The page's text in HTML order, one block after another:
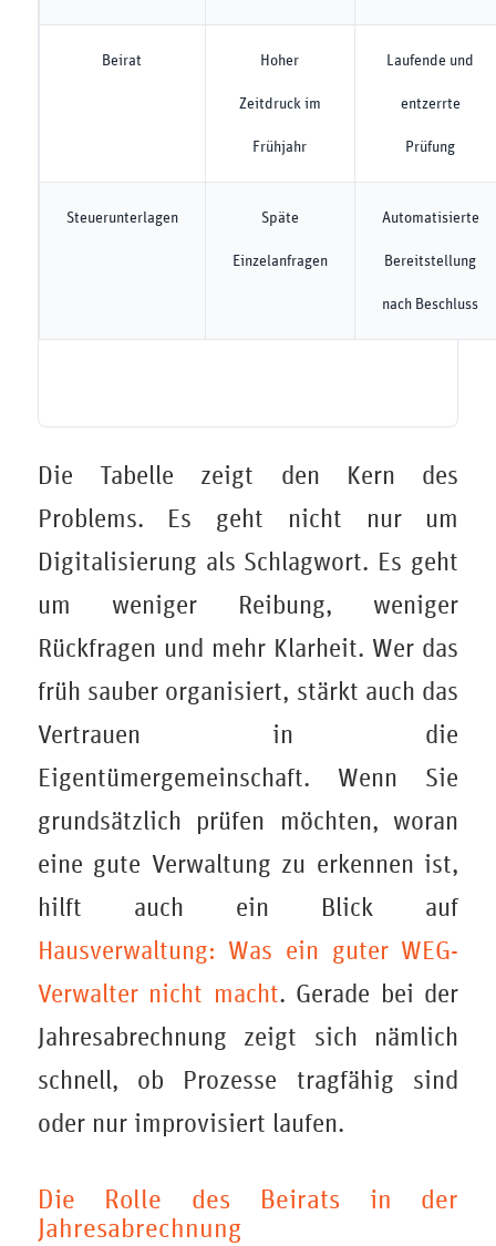
Beirat Hoher
Zeitdruck im
Frühjahr
Laufende und
entzerrte
Prüfung
Steuerunterlagen Späte
Einzelanfragen
Automatisierte
Bereitstellung
nach Beschluss
Die Tabelle zeigt den Kern des
Problems. Es geht nicht nur um
Digitalisierung als Schlagwort. Es geht
um weniger Reibung, weniger
Rückfragen und mehr Klarheit. Wer das
früh sauber organisiert, stärkt auch das
Vertrauen in die
Eigentümergemeinschaft. Wenn Sie
grundsätzlich prüfen möchten, woran
eine gute Verwaltung zu erkennen ist,
hilft auch ein Blick auf
Hausverwaltung: Was ein guter WEG-
Verwalter nicht macht. Gerade bei der
Jahresabrechnung zeigt sich nämlich
schnell, ob Prozesse tragfähig sind
oder nur improvisiert laufen.
Die Rolle des Beirats in der
Jahresabrechnung